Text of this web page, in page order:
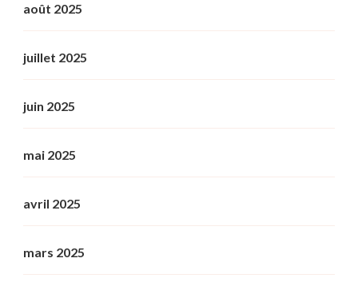
août 2025
juillet 2025
juin 2025
mai 2025
avril 2025
mars 2025